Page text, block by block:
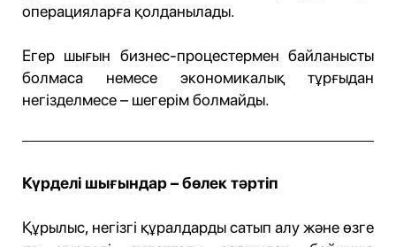
операцияларға қолданылады.
Егер шығын бизнес-процестермен байланысты
болмаса немесе экономикалық тұрғыдан
негізделмесе – шегерім болмайды.
Күрделі шығындар – бөлек тәртіп
Құрылыс, негізгі құралдарды сатып алу және өзге